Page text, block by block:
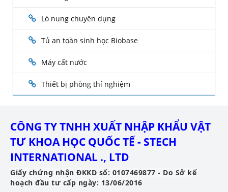
Lò nung chuyên dụng
Tủ an toàn sinh học Biobase
Máy cất nước
Thiết bị phòng thí nghiệm
CÔNG TY TNHH XUẤT NHẬP KHẨU VẬT
TƯ KHOA HỌC QUỐC TẾ - STECH
INTERNATIONAL ., LTD
Giấy chứng nhận ĐKKD số: 0107469877 - Do Sở kế
hoạch đầu tư cấp ngày: 13/06/2016